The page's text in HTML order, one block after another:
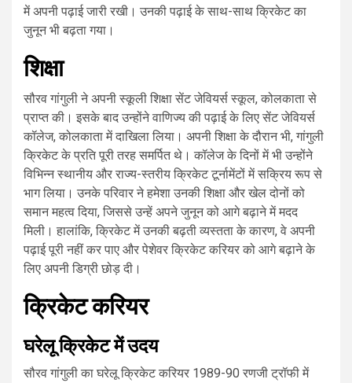
में अपनी पढ़ाई जारी रखी। उनकी पढ़ाई के साथ-साथ क्रिकेट का
जुनून भी बढ़ता गया।
शिक्षा
सौरव गांगुली ने अपनी स्कूली शिक्षा सेंट जेवियर्स स्कूल, कोलकाता से
प्राप्त की। इसके बाद उन्होंने वाणिज्य की पढ़ाई के लिए सेंट जेवियर्स
कॉलेज, कोलकाता में दाखिला लिया। अपनी शिक्षा के दौरान भी, गांगुली
क्रिकेट के प्रति पूरी तरह समर्पित थे। कॉलेज के दिनों में भी उन्होंने
विभिन्न स्थानीय और राज्य-स्तरीय क्रिकेट टूर्नामेंटों में सक्रिय रूप से
भाग लिया। उनके परिवार ने हमेशा उनकी शिक्षा और खेल दोनों को
समान महत्व दिया, जिससे उन्हें अपने जुनून को आगे बढ़ाने में मदद
मिली। हालांकि, क्रिकेट में उनकी बढ़ती व्यस्तता के कारण, वे अपनी
पढ़ाई पूरी नहीं कर पाए और पेशेवर क्रिकेट करियर को आगे बढ़ाने के
लिए अपनी डिग्री छोड़ दी।
क्रिकेट करियर
घरेलू क्रिकेट में उदय
सौरव गांगुली का घरेलू क्रिकेट करियर 1989-90 रणजी ट्रॉफी में